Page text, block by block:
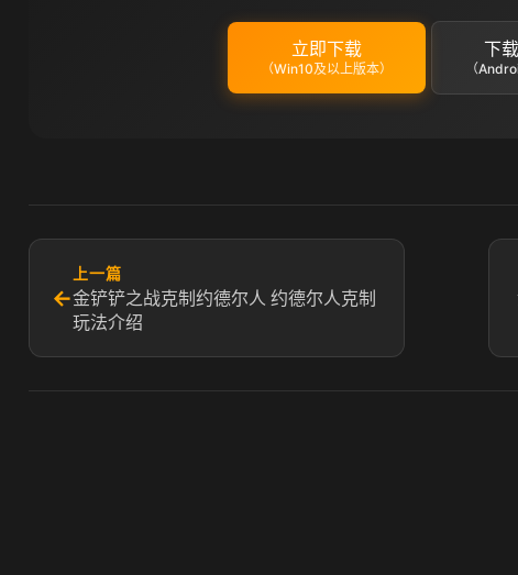
立即下载
（Win10及以上版本）
下
（
←
上一篇
金铲铲之战克制约德尔人 约德尔人克制
玩法介绍